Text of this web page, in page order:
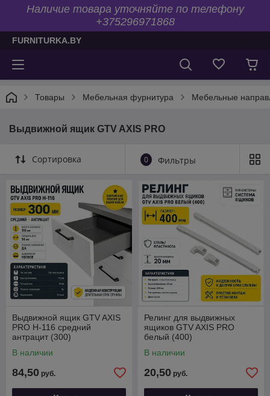
Наличие товара уточняйте по телефону
+375296971868
FURNITURKA.BY
Товары Мебельная фурнитура Мебельные
Выдвижной ящик GTV AXIS PRO
Сортировка 0 Фильтры
Выдвижной ящик GTV AXIS
PRO H-116 средний
антрацит (300)
В наличии
84,50 руб.
Релинг для выдвижных
ящиков GTV AXIS PRO
белый (400)
В наличии
20,50 руб.